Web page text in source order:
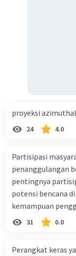
proyeksi
24 4.0
Partisipasi
penanggulangan
pentingnya
potensi bencana
kemampuan
makin tinggi c.
kepada
31 0.0
Perangkat keras